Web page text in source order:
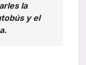
la
y el